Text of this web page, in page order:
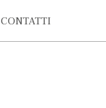
CONTATTI